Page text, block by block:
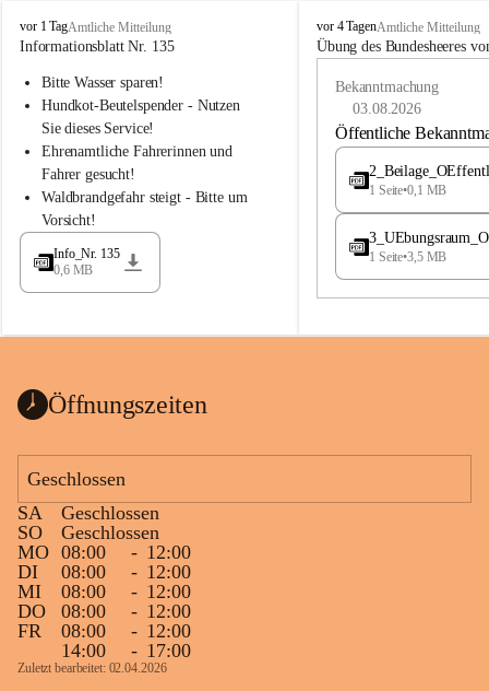
B
u
h
a
d
l
a
vor 1 TagAmtliche Mitteilung
Informationsblatt Nr. 135
Bitte Wasser sparen!
Hundkot-Beutelspender - Nutzen
Sie dieses Service!
Ehrenamtliche Fahrerinnen und
Fahrer gesucht!
Waldbrandgefahr steigt - Bitte um
Vorsicht!
Info_Nr. 135
0,6 MB
B
u
e
a
vor 4 TagenAmtliche Mitteilung
Übung des Bundesheeres
Bekanntmachung
03.08.2026
Öffentliche
1 Seite•0,1 MB
1 Seite•3,5 MB
Öffnungszeiten
Geschlossen
SA
Geschlossen
SO
Geschlossen
MO 08:00 - 12:00
DI
08:00 - 12:00
MI
08:00 - 12:00
DO
08:00 - 12:00
FR
08:00 - 12:00
14:00
- 17:00
Zuletzt bearbeitet: 02.04.2026